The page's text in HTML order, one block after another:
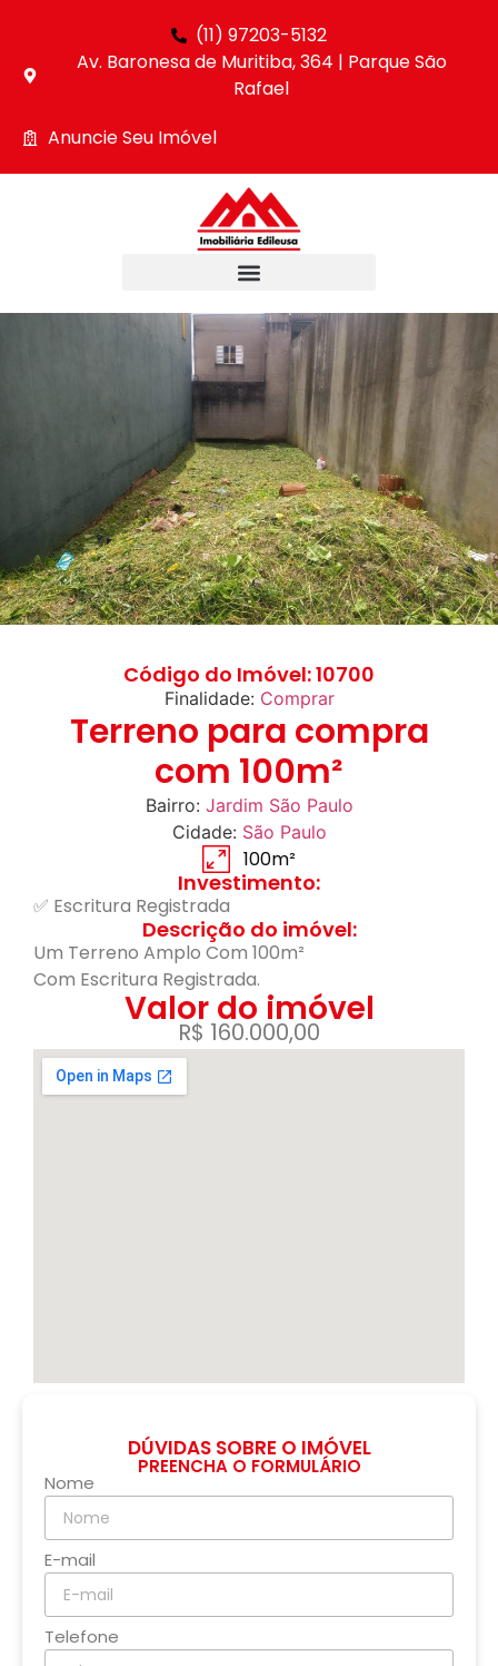
(11) 97203-5132
Av. Baronesa de Muritiba, 364 | Parque São
Rafael
Anuncie Seu Imóvel
Código do Imóvel: 10700
Finalidade: Comprar
Terreno para compra
com 100m²
Bairro: Jardim São Paulo
Cidade: São Paulo
100m²
Investimento:
✅ Escritura Registrada
Descrição do imóvel:
Um Terreno Amplo Com 100m²
Com Escritura Registrada.
Valor do imóvel
R$ 160.000,00
DÚVIDAS SOBRE O IMÓVEL
PREENCHA O FORMULÁRIO
Nome
E-mail
Telefone